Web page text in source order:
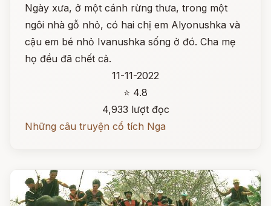
Ngày xưa, ở một cánh rừng thưa, trong một
ngôi nhà gỗ nhỏ, có hai chị em Alyonushka và
cậu em bé nhỏ Ivanushka sống ở đó. Cha mẹ
họ đều đã chết cả.
11-11-2022
⭐ 4.8
4,933 lượt đọc
Những câu truyện cổ tích Nga